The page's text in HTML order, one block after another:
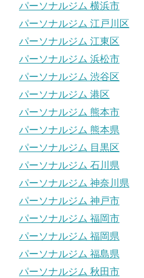
パーソナルジム 横浜市
パーソナルジム 江戸川区
パーソナルジム 江東区
パーソナルジム 浜松市
パーソナルジム 渋谷区
パーソナルジム 港区
パーソナルジム 熊本市
パーソナルジム 熊本県
パーソナルジム 目黒区
パーソナルジム 石川県
パーソナルジム 神奈川県
パーソナルジム 神戸市
パーソナルジム 福岡市
パーソナルジム 福岡県
パーソナルジム 福島県
パーソナルジム 秋田市